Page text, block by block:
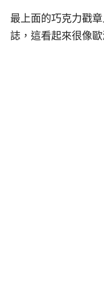
最上面的巧克力戳
誌，這看起來很像